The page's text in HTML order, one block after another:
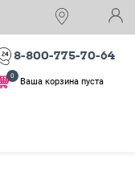
8-800-775-70-64
Ваша корзина пуста
0